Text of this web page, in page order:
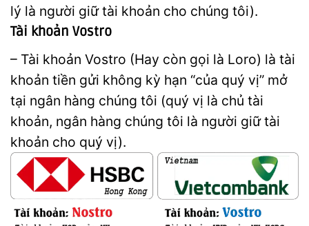
lý là người giữ tài khoản cho chúng tôi).
Tài khoản Vostro
– Tài khoản Vostro (Hay còn gọi là Loro) là tài
khoản tiền gửi không kỳ hạn “của quý vị” mở
tại ngân hàng chúng tôi (quý vị là chủ tài
khoản, ngân hàng chúng tôi là người giữ tài
khoản cho quý vị).